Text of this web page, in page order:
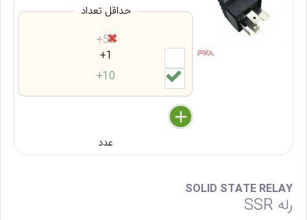
حداقل تعداد
50+
1+
10+
delete
remove
add
عدد
SOLID STATE RELAY
رله SSR